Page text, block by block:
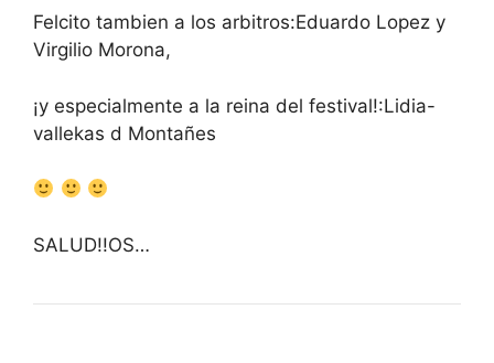
Felcito tambien a los arbitros:Eduardo Lopez y
Virgilio Morona,
¡y especialmente a la reina del festival!:Lidia-
vallekas d Montañes
SALUD!!OS…